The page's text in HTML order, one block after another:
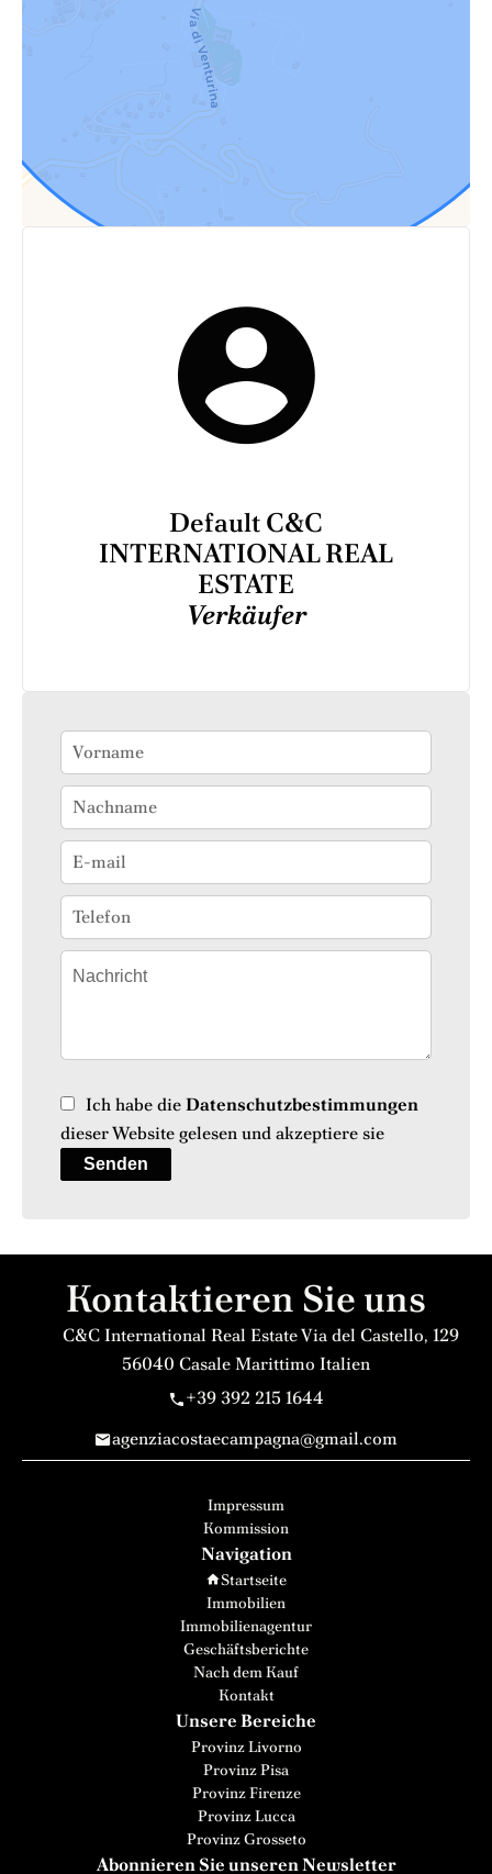
Default C&C
INTERNATIONAL REAL
ESTATE
Verkäufer
Ich habe dieDatenschutzbestimmungen
dieser Website gelesen und akzeptiere sie
Senden
Kontaktieren Sie uns
C&C International Real EstateVia del Castello, 129
56040 Casale Marittimo Italien
+39 392 215 1644
agenziacostaecampagna@gmail.com
Impressum
Kommission
Navigation
Startseite
Immobilien
Immobilienagentur
Geschäftsberichte
Nach dem Kauf
Kontakt
Unsere Bereiche
Provinz Livorno
Provinz Pisa
Provinz Firenze
Provinz Lucca
Provinz Grosseto
Abonnieren Sie unseren Newsletter